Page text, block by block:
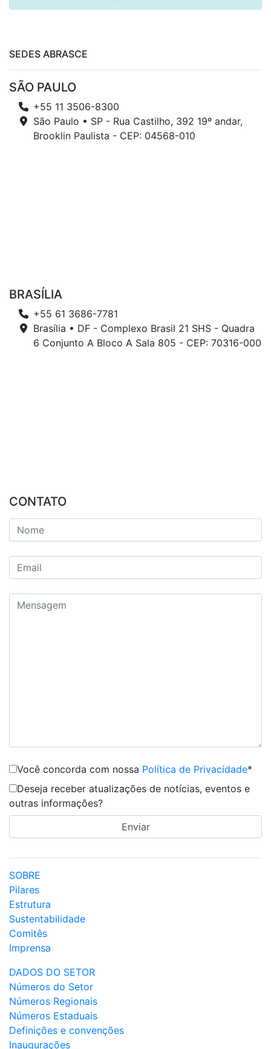
SEDES ABRASCE
SÃO PAULO
+55 11 3506-8300
São Paulo • SP - Rua Castilho, 392 19º andar,
Brooklin Paulista - CEP: 04568-010
BRASÍLIA
+55 61 3686-7781
Brasília • DF - Complexo Brasil 21 SHS - Quadra
6 Conjunto A Bloco A Sala 805 - CEP: 70316-000
CONTATO
Você concorda com nossa Política de Privacidade*
Deseja receber atualizações de notícias, eventos e
outras informações?
SOBRE
Pilares
Estrutura
Sustentabilidade
Comitês
Imprensa
DADOS DO SETOR
Números do Setor
Números Regionais
Números Estaduais
Definições e convenções
Inaugurações